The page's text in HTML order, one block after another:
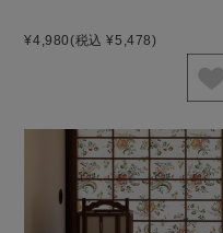
¥4,980(税込 ¥5,478)